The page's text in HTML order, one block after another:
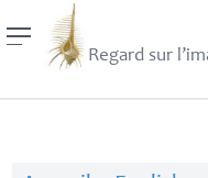
Regard sur